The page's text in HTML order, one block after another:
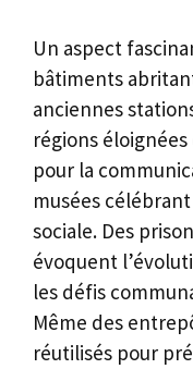
Un aspect
bâtiments
anciennes
régions
pour la
musées
sociale. Des
évoquent
les défis
Même des
réutilisés pour